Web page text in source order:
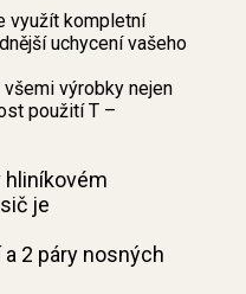
využít kompletní
uchycení vašeho
výrobky nejen
použití T –
hliníkovém
je
2 páry nosných